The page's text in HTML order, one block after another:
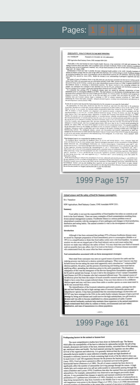
Pages: 1 2 3 4 5
1999 Page 157
1999 Page 161